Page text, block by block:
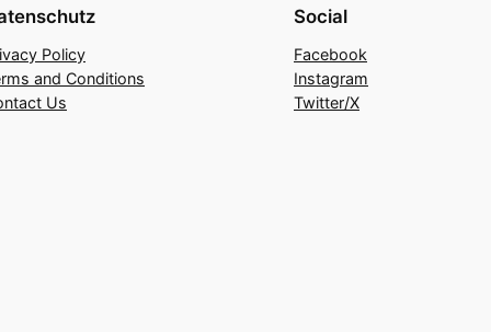
Policy
and Conditions
Us
Social
Facebook
Instagram
Twitter/X